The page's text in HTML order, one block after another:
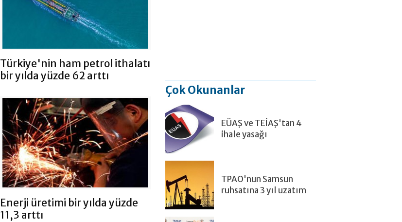
Türkiye'nin ham petrol ithalatı
bir yılda yüzde 62 arttı
Enerji üretimi bir yılda yüzde
11,3 arttı
Çok Okunanlar
EÜAŞ ve TEİAŞ'tan 4
ihale yasağı
TPAO'nun Samsun
ruhsatına 3 yıl uzatım